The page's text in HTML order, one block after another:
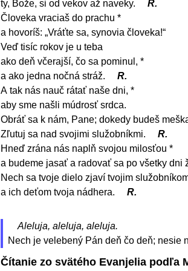
ty, Bože, si od vekov až naveky.
R.
Človeka vraciaš do prachu *
a hovoríš: „Vráťte sa, synovia človeka!“
Veď tisíc rokov je u teba
ako deň včerajší, čo sa pominul, *
a ako jedna nočná stráž.
R.
A tak nás nauč rátať naše dni, *
aby sme našli múdrosť srdca.
Obráť sa k nám, Pane; dokedy budeš
Zľutuj sa nad svojimi služobníkmi.
R.
Hneď zrána nás naplň svojou milosťou *
a budeme jasať a radovať sa po všetky dni
Nech sa tvoje dielo zjaví tvojim
a ich deťom tvoja nádhera.
R.
Aleluja, aleluja, aleluja.
Nech je velebený Pán deň čo deň; nesie
Čítanie zo svätého Evanjelia podľa